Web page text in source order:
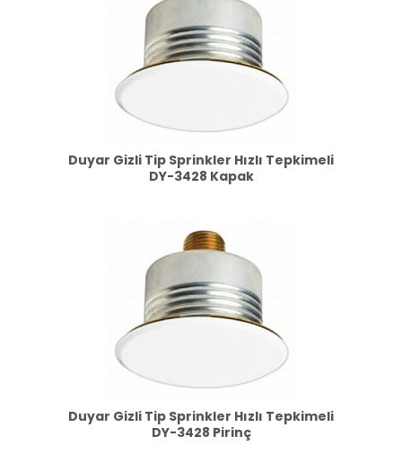
Duyar Gizli Tip Sprinkler Hızlı Tepkimeli
DY-3428 Kapak
Duyar Gizli Tip Sprinkler Hızlı Tepkimeli
DY-3428 Pirinç